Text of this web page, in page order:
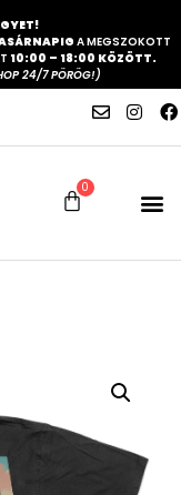
A MEGSZOKOTT
10:00 – 18:00 KÖZÖTT.
24/7 PÖRÖG!)
0